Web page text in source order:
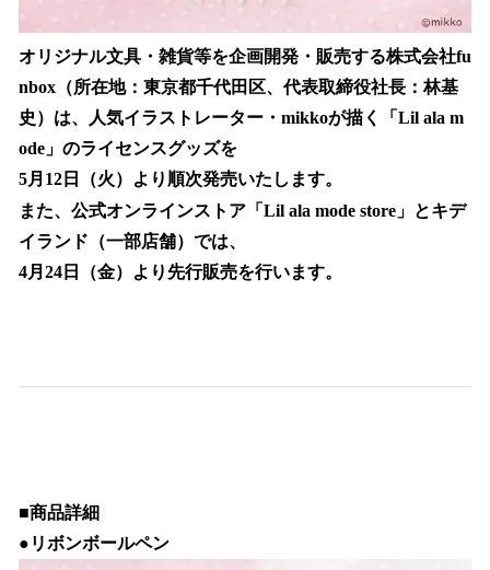
オリジナル文具・雑貨等を企画開発・販売する株式会社fu
nbox（所在地：東京都千代田区、代表取締役社長：林基
史）は、人気イラストレーター・mikkoが描く「Lil ala m
ode」のライセンスグッズを
5月12日（火）より順次発売いたします。
また、公式オンラインストア「Lil ala mode store」とキデ
イランド（一部店舗）では、
4月24日（金）より先行販売を行います。
■商品詳細
●リボンボールペン